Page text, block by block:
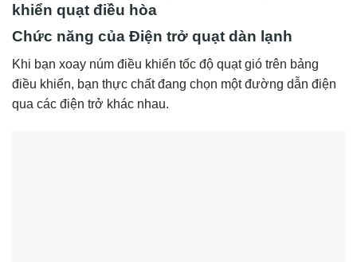
khiển quạt điều hòa
Chức năng của Điện trở quạt dàn lạnh
Khi bạn xoay núm điều khiển tốc độ quạt gió trên bảng
điều khiển, bạn thực chất đang chọn một đường dẫn điện
qua các điện trở khác nhau.